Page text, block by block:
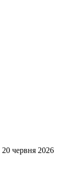
20 червня 2026